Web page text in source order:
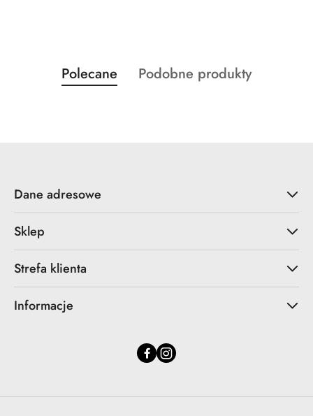
Pomiń karuzelę produktów
Produkty
o
Polecane
Produkty
Podobne produkty
Dane adresowe
Sklep
Strefa klienta
Informacje